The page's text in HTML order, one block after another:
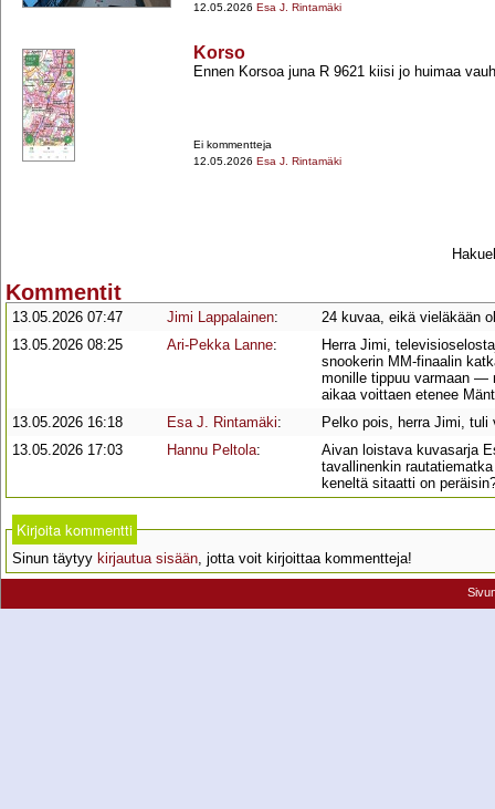
12.05.2026 Esa J. Rintamäki
Korso
Ennen Korsoa juna R 9621 kiisi jo huimaa
Ei kommentteja
12.05.2026 Esa J. Rintamäki
Kommentit
13.05.2026 07:47 Jimi Lappalainen:
24 kuvaa, eikä vieläkään
13.05.2026 08:25
Ari-Pekka Lanne:
Herra Jimi,
snookerin MM-finaalin
monille tippuu varmaan ―
aikaa voittaen etenee
13.05.2026 16:18
Esa J. Rintamäki:
Pelko pois, herra Jimi,
13.05.2026 17:03
Hannu Peltola:
Aivan loistava kuvasarja
tavallinenkin
keneltä sitaatti on
Kirjoita kommentti
Sinun täytyy kirjautua sisään, jotta voit kirjoittaa kommentteja!